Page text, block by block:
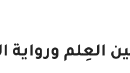
العِلم ورواية